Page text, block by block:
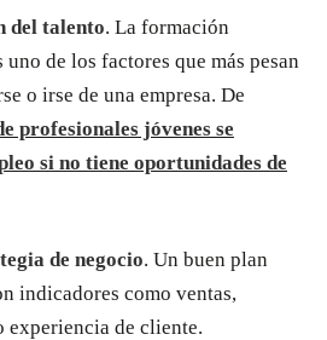
del talento. La formación
de los factores que más pesan
o irse de una empresa. De
profesionales jóvenes se
si no tiene oportunidades de
de negocio. Un buen plan
indicadores como ventas,
de cliente.